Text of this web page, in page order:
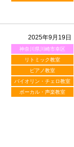
2025年9月19日
神奈川県川崎市幸区
リトミック教室
ピアノ教室
バイオリン・チェロ教室
ボーカル・声楽教室